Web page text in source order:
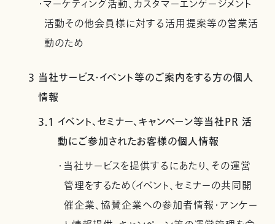
・マーケティング活動、カスタマーエンゲージメント
活動その他会員様に対する活用提案等の営業活
動のため
3 当社サービス・イベント等のご案内をする方の個人
情報
3.1 イベント、セミナー、キャンペーン等当社PR 活
動にご参加されたお客様の個人情報
・当社サービスを提供するにあたり、その運営
管理をするため（イベント、セミナーの共同開
催企業、協賛企業への参加者情報・アンケー